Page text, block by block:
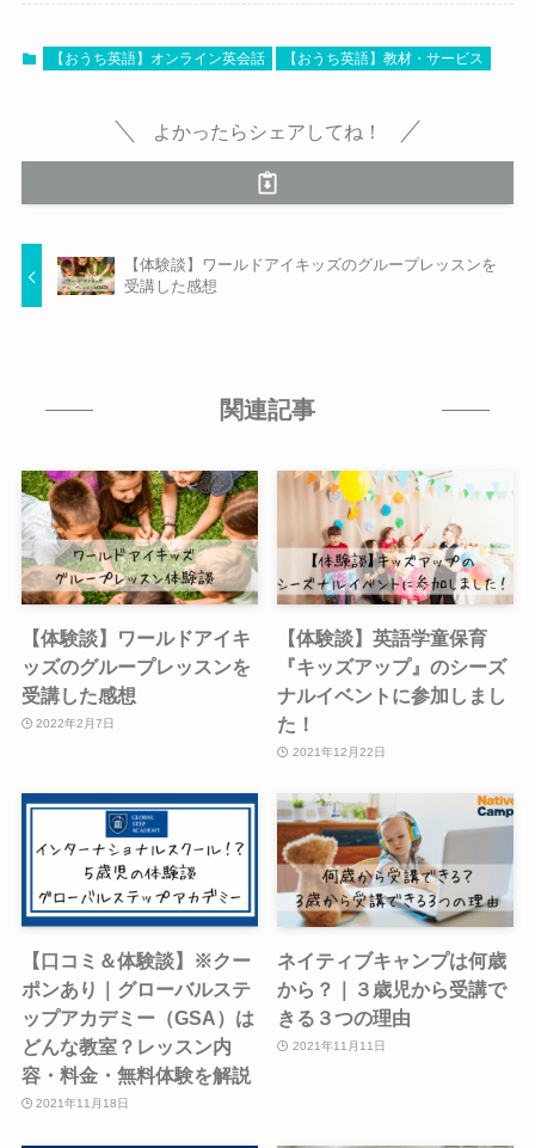
【おうち英語】オンライン英会話 【おうち英語】教材・サービス
よかったらシェアしてね！
【体験談】ワールドアイキッズのグループレッスンを
受講した感想
関連記事
【体験談】ワールドアイキ
ッズのグループレッスンを
受講した感想
2022年2月7日
【体験談】英語学童保育
『キッズアップ』のシーズ
ナルイベントに参加しまし
た！
2021年12月22日
【口コミ＆体験談】※クー
ポンあり｜グローバルステ
ップアカデミー（GSA）は
どんな教室？レッスン内
容・料金・無料体験を解説
2021年11月18日
ネイティブキャンプは何歳
から？｜３歳児から受講で
きる３つの理由
2021年11月11日